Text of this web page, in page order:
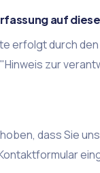
auf
erfolgt durch
zur
dass Sie